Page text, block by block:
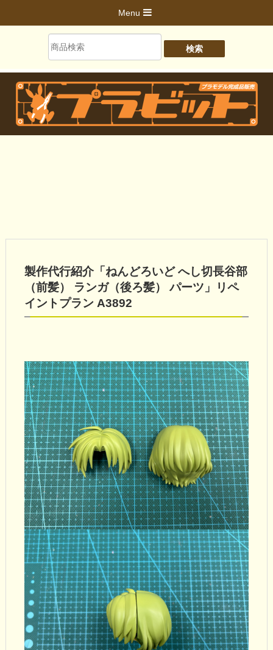
Menu
製作代行紹介「ねんどろいど へし切長谷部
（前髪） ランガ（後ろ髪） パーツ」リペ
イントプラン A3892